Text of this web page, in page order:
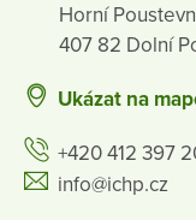
Horní
407 82 Dolní
Ukázat na
+420 412 397
info@ichp.cz